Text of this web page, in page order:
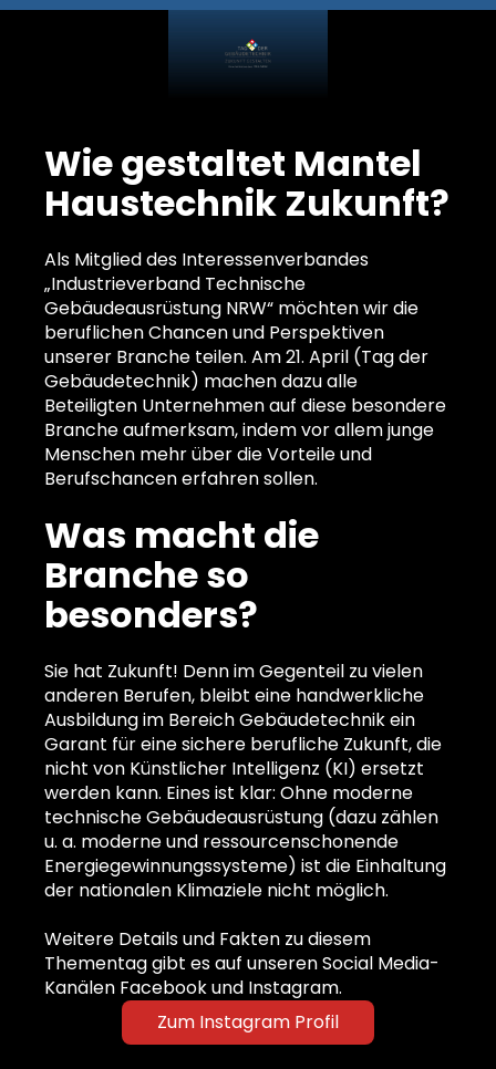
Wie gestaltet Mantel
Haustechnik Zukunft?
Als Mitglied des Interessenverbandes
„Industrieverband Technische
Gebäudeausrüstung NRW“ möchten wir die
beruflichen Chancen und Perspektiven
unserer Branche teilen. Am 21. April (Tag der
Gebäudetechnik) machen dazu alle
Beteiligten Unternehmen auf diese besondere
Branche aufmerksam, indem vor allem junge
Menschen mehr über die Vorteile und
Berufschancen erfahren sollen.
Was macht die
Branche so
besonders?
Sie hat Zukunft! Denn im Gegenteil zu vielen
anderen Berufen, bleibt eine handwerkliche
Ausbildung im Bereich Gebäudetechnik ein
Garant für eine sichere berufliche Zukunft, die
nicht von Künstlicher Intelligenz (KI) ersetzt
werden kann. Eines ist klar: Ohne moderne
technische Gebäudeausrüstung (dazu zählen
u. a. moderne und ressourcenschonende
Energiegewinnungssysteme) ist die Einhaltung
der nationalen Klimaziele nicht möglich.
Weitere Details und Fakten zu diesem
Thementag gibt es auf unseren Social Media-
Kanälen Facebook und Instagram.
Zum Instagram Profil